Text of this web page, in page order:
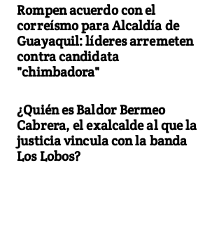
Rompen acuerdo con el
correísmo para Alcaldía de
Guayaquil: líderes arremeten
contra candidata
"chimbadora"
¿Quién es Baldor Bermeo
Cabrera, el exalcalde al que la
justicia vincula con la banda
Los Lobos?